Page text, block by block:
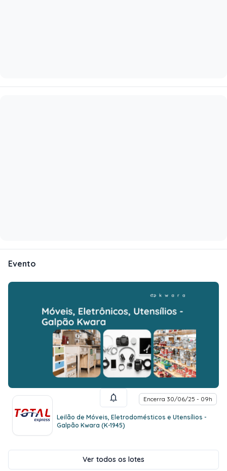
Evento
Encerra 30/06/25 - 09h
Leilão de Móveis, Eletrodomésticos e Utensílios -
Galpão Kwara (K-1945)
Ver todos os lotes